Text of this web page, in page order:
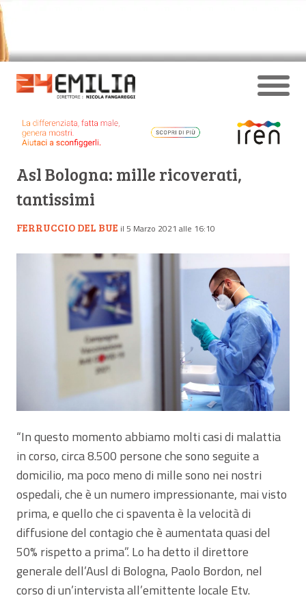
Asl Bologna: mille ricoverati,
tantissimi
FERRUCCIO DEL BUE il 5 Marzo 2021 alle 16:10
“In questo momento abbiamo molti casi di malattia
in corso, circa 8.500 persone che sono seguite a
domicilio, ma poco meno di mille sono nei nostri
ospedali, che è un numero impressionante, mai visto
prima, e quello che ci spaventa è la velocità di
diffusione del contagio che è aumentata quasi del
50% rispetto a prima”. Lo ha detto il direttore
generale dell’Ausl di Bologna, Paolo Bordon, nel
corso di un’intervista all’emittente locale Etv.